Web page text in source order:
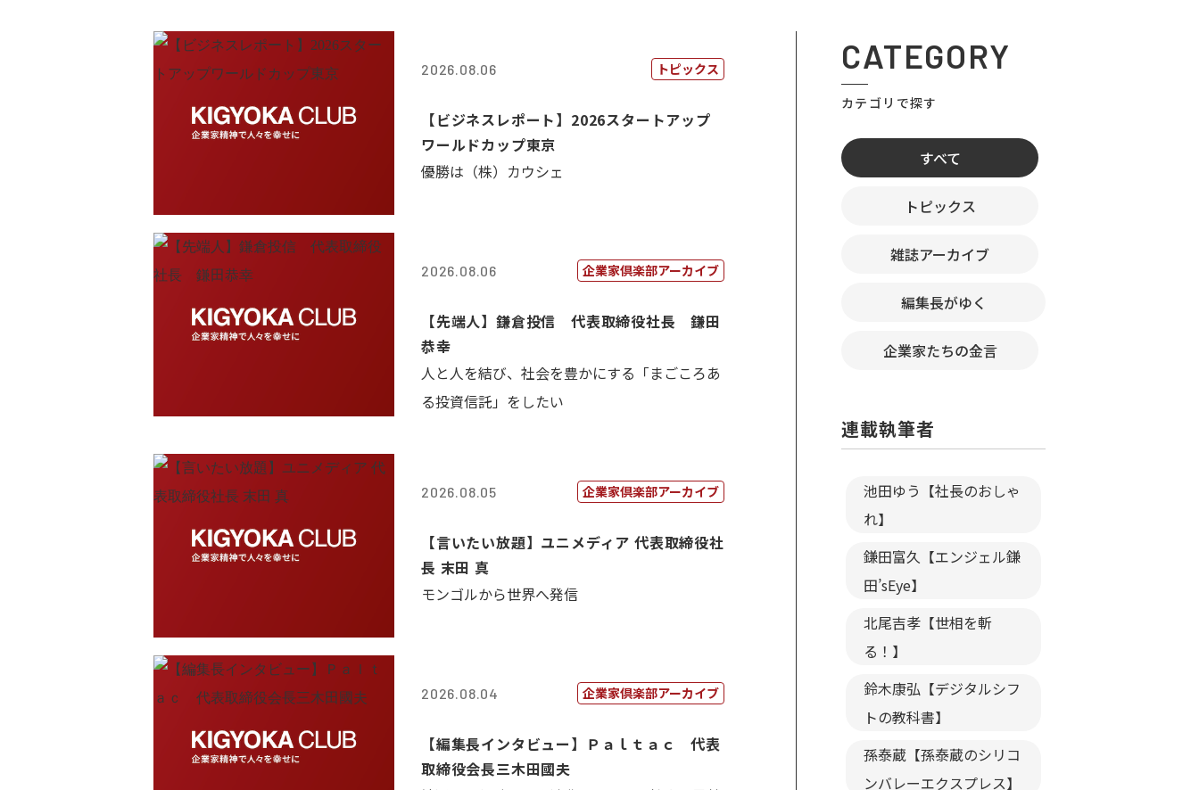
2026.08.06 トピックス
【ビジネスレポート】2026スタートアップ
ワールドカップ東京
優勝は（株）カウシェ
2026.08.06 企業家倶楽部アーカイブ
【先端人】鎌倉投信 代表取締役社長 鎌田
恭幸
人と人を結び、社会を豊かにする「まごころあ
る投資信託」をしたい
2026.08.05 企業家倶楽部アーカイブ
【言いたい放題】ユニメディア 代表取締役社
長 末田 真
モンゴルから世界へ発信
2026.08.04 企業家倶楽部アーカイブ
【編集長インタビュー】Ｐａｌｔａｃ 代表
取締役会長三木田國夫
CATEGORY
カテゴリで探す
すべて
トピックス
雑誌アーカイブ
編集長がゆく
企業家たちの金言
連載執筆者
池田ゆう【社長のおしゃ
れ】
鎌田富久【エンジェル鎌
田’sEye】
北尾吉孝【世相を斬
る！】
鈴木康弘【デジタルシフ
トの教科書】
孫泰蔵【孫泰蔵のシリコ
ンバレーエクスプレス】